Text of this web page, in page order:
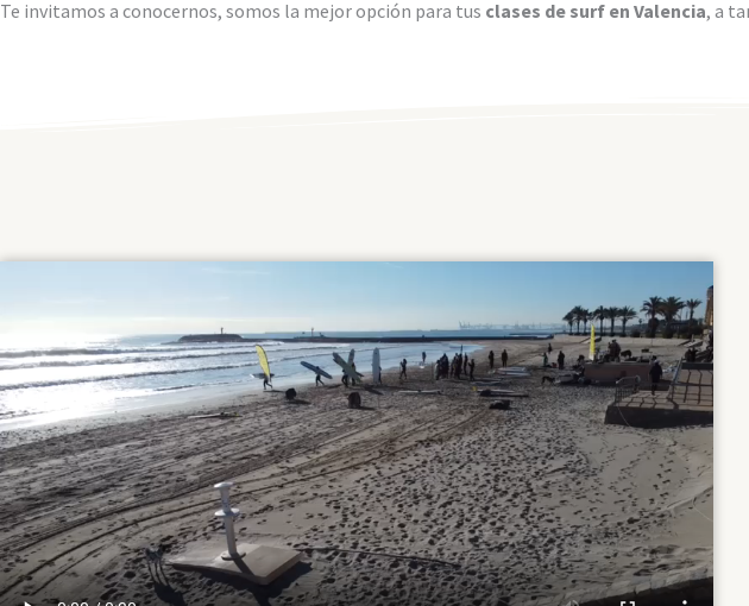
Te invitamos a conocernos, somos la mejor opción para tus clases de surf en Valencia, a